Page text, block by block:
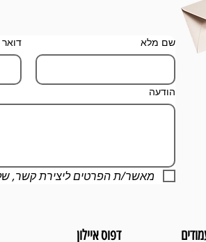
מתנות מקוריות לעובדים – מוצרים
שם מלא דואר
הודעה
מאשר/ת הפרטים ליצירת קשר,
דפוס איילון